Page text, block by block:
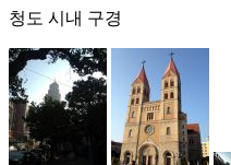
청도 시내 구경